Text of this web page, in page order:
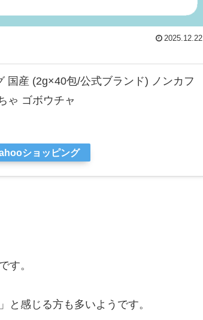
2025.12.22
国産 (2g×40包/公式ブランド) ノンカフ
ゃ ゴボウチャ
ショッピング
す。
と感じる方も多いようです。